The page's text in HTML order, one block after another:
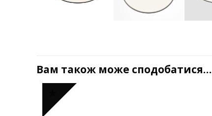
Вам також може сподобатися…